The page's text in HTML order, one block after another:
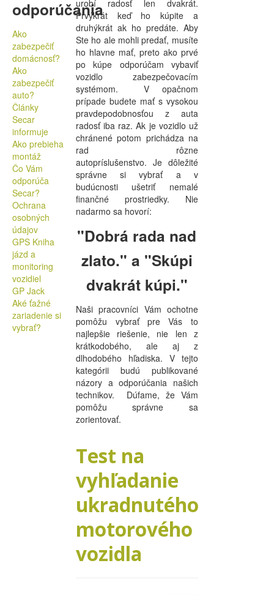
odporúčania
Ako
zabezpečiť
domácnosť?
Ako
zabezpečiť
auto?
Články
Secar
informuje
Ako prebieha
montáž
Čo Vám
odporúča
Secar?
Ochrana
osobných
údajov
GPS Kniha
jázd a
monitoring
vozidiel
GP Jack
Aké ťažné
zariadenie si
vybrať?
urobí radosť len dvakrát.
Prvýkrát keď ho kúpite a
druhýkrát ak ho predáte. Aby
Ste ho ale mohli predať, musíte
ho hlavne mať, preto ako prvé
po kúpe odporúčam vybaviť
vozidlo zabezpečovacím
systémom. V opačnom
prípade budete mať s vysokou
pravdepodobnosťou z auta
radosť iba raz. Ak je vozidlo už
chránené potom prichádza na
rad rôzne
autopríslušenstvo. Je dôležité
správne si vybrať a v
budúcnosti ušetriť nemalé
finančné prostriedky. Nie
nadarmo sa hovorí:
"Dobrá rada nad
zlato." a "Skúpi
dvakrát kúpi."
Naši pracovníci Vám ochotne
pomôžu vybrať pre Vás to
najlepšie riešenie, nie len z
krátkodobého, ale aj z
dlhodobého hľadiska. V tejto
kategórii budú publikované
názory a odporúčania našich
technikov. Dúfame, že Vám
pomôžu správne sa
zorientovať.
Test na
vyhľadanie
ukradnutého
motorového
vozidla